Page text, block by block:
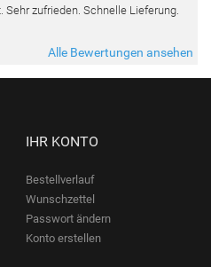
Alle Bewertungen ansehen
IHR KONTO
Bestellverlauf
Wunschzettel
Passwort ändern
Konto erstellen